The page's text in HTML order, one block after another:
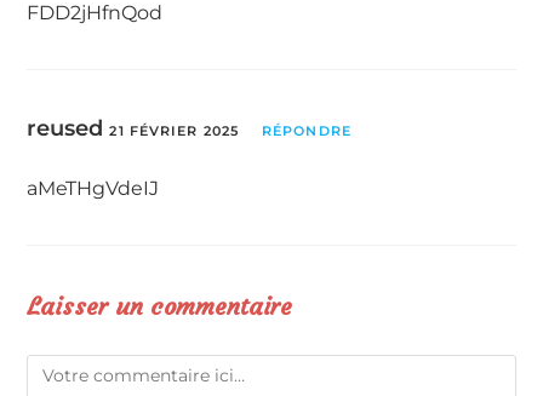
FDD2jHfnQod
reused 21 FÉVRIER 2025 RÉPONDRE
aMeTHgVdeIJ
Laisser un commentaire